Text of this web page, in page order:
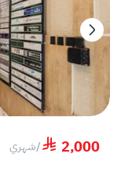
2,000
/شهري